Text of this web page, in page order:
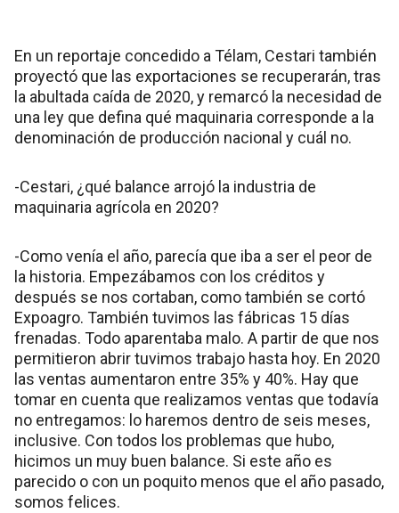
En un reportaje concedido a Télam, Cestari también
proyectó que las exportaciones se recuperarán, tras
la abultada caída de 2020, y remarcó la necesidad de
una ley que defina qué maquinaria corresponde a la
denominación de producción nacional y cuál no.
-Cestari, ¿qué balance arrojó la industria de
maquinaria agrícola en 2020?
-Como venía el año, parecía que iba a ser el peor de
la historia. Empezábamos con los créditos y
después se nos cortaban, como también se cortó
Expoagro. También tuvimos las fábricas 15 días
frenadas. Todo aparentaba malo. A partir de que nos
permitieron abrir tuvimos trabajo hasta hoy. En 2020
las ventas aumentaron entre 35% y 40%. Hay que
tomar en cuenta que realizamos ventas que todavía
no entregamos: lo haremos dentro de seis meses,
inclusive. Con todos los problemas que hubo,
hicimos un muy buen balance. Si este año es
parecido o con un poquito menos que el año pasado,
somos felices.